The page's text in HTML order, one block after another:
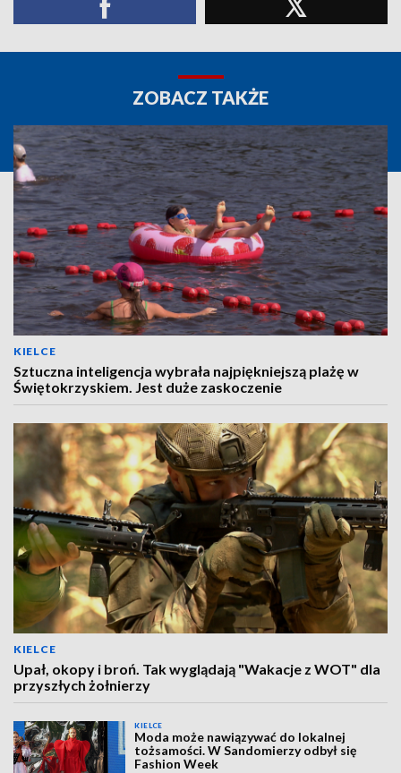
ZOBACZ TAKŻE
KIELCE
Sztuczna inteligencja wybrała najpiękniejszą plażę w
Świętokrzyskiem. Jest duże zaskoczenie
KIELCE
Upał, okopy i broń. Tak wyglądają "Wakacje z WOT" dla
przyszłych żołnierzy
KIELCE
Moda może nawiązywać do lokalnej
tożsamości. W Sandomierzy odbył się
Fashion Week